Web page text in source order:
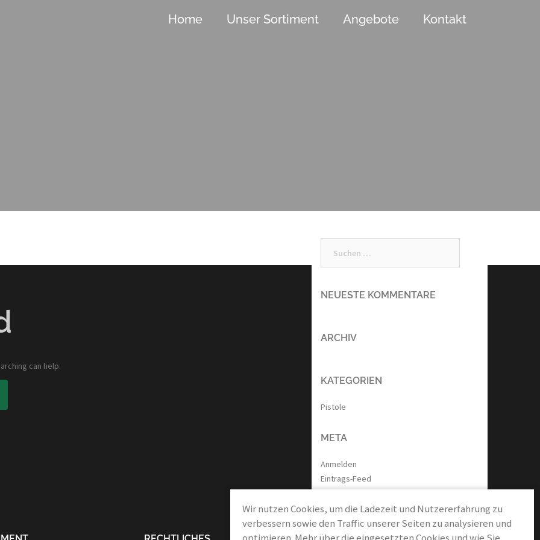
Home Unser Sortiment Angebote Kontakt
can help.
nach:
NEUESTE KOMMENTARE
ARCHIV
KATEGORIEN
Pistole
META
Anmelden
Eintrags-Feed
Kommentar-Feed
WordPress.org
Wir nutzen Cookies, um die Ladezeit und Nutzererfahrung zu
verbessern sowie den Traffic unserer Seiten zu analysieren und